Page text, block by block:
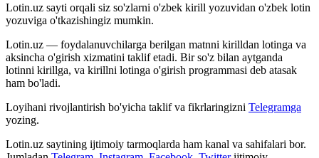
Lotin.uz sayti orqali siz so'zlarni o'zbek kirill yozuvidan o'zbek lotin
yozuviga o'tkazishingiz mumkin.
Lotin.uz — foydalanuvchilarga berilgan matnni kirilldan lotinga va
aksincha o'girish xizmatini taklif etadi. Bir so'z bilan aytganda
lotinni kirillga, va kirillni lotinga o'girish programmasi deb atasak
ham bo'ladi.
Loyihani rivojlantirish bo'yicha taklif va fikrlaringizni Telegramga
yozing.
Lotin.uz saytining ijtimoiy tarmoqlarda ham kanal va sahifalari bor.